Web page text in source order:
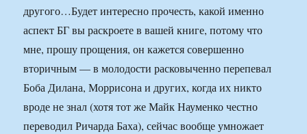
другого…Будет интересно прочесть, какой именно
аспект БГ вы раскроете в вашей книге, потому что
мне, прошу прощения, он кажется совершенно
вторичным — в молодости расковыченно перепевал
Боба Дилана, Моррисона и других, когда их никто
вроде не знал (хотя тот же Майк Науменко честно
переводил Ричарда Баха), сейчас вообще умножает